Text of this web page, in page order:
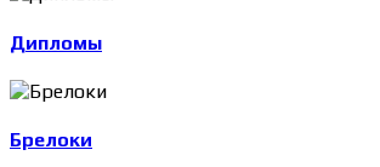
Дипломы
Брелоки